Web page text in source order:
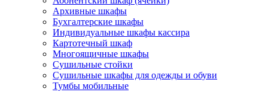
Архивные шкафы
Бухгалтерские шкафы
Индивидуальные шкафы кассира
Картотечный шкаф
Многоящичные шкафы
Сушильные стойки
Сушильные шкафы для одежды и обуви
Тумбы мобильные